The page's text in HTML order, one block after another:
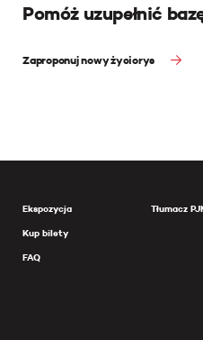
Pomóż uzupełnić
Zaproponuj nowy życiorys
Ekspozycja
Kup bilety
FAQ
Tłumacz